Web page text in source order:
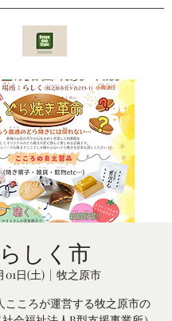
らしく市
01日(土)
  |
牧之原市
こころが運営する牧之原市の